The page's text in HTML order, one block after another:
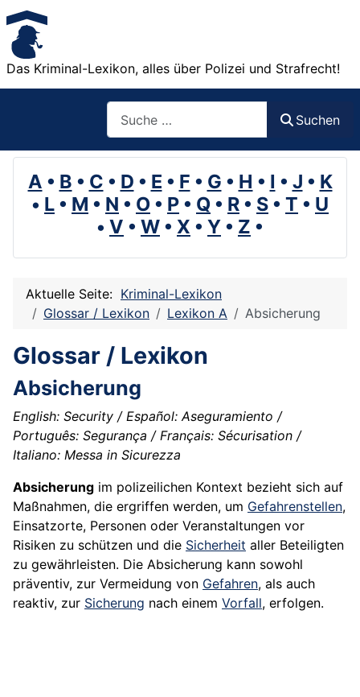
Das Kriminal-Lexikon, alles über Polizei und Strafrecht!
Suchen
A • B • C • D • E • F • G • H • I • J • K
• L • M • N • O • P • Q • R • S • T • U
• V • W • X • Y • Z •
Aktuelle Seite: Kriminal-Lexikon
Glossar / Lexikon
Lexikon A Absicherung
Glossar / Lexikon
Absicherung
English: Security / Español: Aseguramiento /
Português: Segurança / Français: Sécurisation /
Italiano: Messa in Sicurezza
Absicherung im polizeilichen Kontext bezieht sich auf
Maßnahmen, die ergriffen werden, um Gefahrenstellen,
Einsatzorte, Personen oder Veranstaltungen vor
Risiken zu schützen und die Sicherheit aller Beteiligten
zu gewährleisten. Die Absicherung kann sowohl
präventiv, zur Vermeidung von Gefahren, als auch
reaktiv, zur Sicherung nach einem Vorfall, erfolgen.